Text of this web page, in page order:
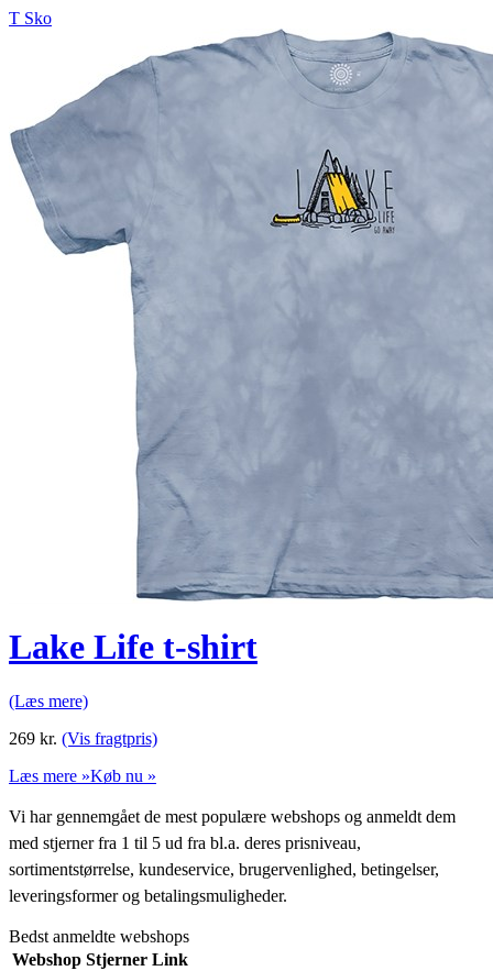
T Sko
Lake Life t-shirt
(Læs mere)
269 kr. (Vis fragtpris)
Læs mere »Køb nu »
Vi har gennemgået de mest populære webshops og anmeldt dem
med stjerner fra 1 til 5 ud fra bl.a. deres prisniveau,
sortimentstørrelse, kundeservice, brugervenlighed, betingelser,
leveringsformer og betalingsmuligheder.
Bedst anmeldte webshops
Webshop Stjerner Link